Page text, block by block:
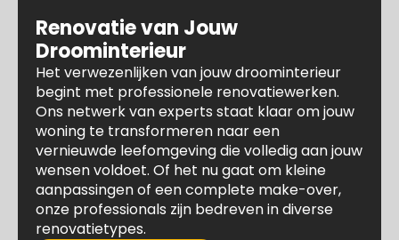
Renovatie van Jouw
Droominterieur
Het verwezenlijken van jouw droominterieur
begint met professionele renovatiewerken.
Ons netwerk van experts staat klaar om jouw
woning te transformeren naar een
vernieuwde leefomgeving die volledig aan jouw
wensen voldoet. Of het nu gaat om kleine
aanpassingen of een complete make-over,
onze professionals zijn bedreven in diverse
renovatietypes.